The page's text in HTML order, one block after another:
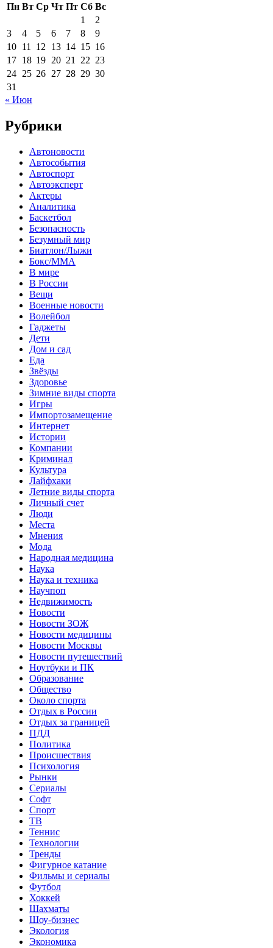
Пн Вт Ср Чт Пт Сб Вс
1
2
3
4 5 6 7 8
9
10 11 12 13 14 15 16
17 18 19 20 21 22 23
24 25 26 27 28 29 30
31
« Июн
Рубрики
Автоновости
Автособытия
Автоспорт
Автоэксперт
Актеры
Аналитика
Баскетбол
Безопасность
Безумный мир
Биатлон/Лыжи
Бокс/MMA
В мире
В России
Вещи
Военные новости
Волейбол
Гаджеты
Дети
Дом и сад
Еда
Звёзды
Здоровье
Зимние виды спорта
Игры
Импортозамещение
Интернет
Истории
Компании
Криминал
Культура
Лайфхаки
Летние виды спорта
Личный счет
Люди
Места
Мнения
Мода
Народная медицина
Наука
Наука и техника
Научпоп
Недвижимость
Новости
Новости ЗОЖ
Новости медицины
Новости Москвы
Новости путешествий
Ноутбуки и ПК
Образование
Общество
Около спорта
Отдых в России
Отдых за границей
ПДД
Политика
Происшествия
Психология
Рынки
Сериалы
Софт
Спорт
ТВ
Теннис
Технологии
Тренды
Фигурное катание
Фильмы и сериалы
Футбол
Хоккей
Шахматы
Шоу-бизнес
Экология
Экономика